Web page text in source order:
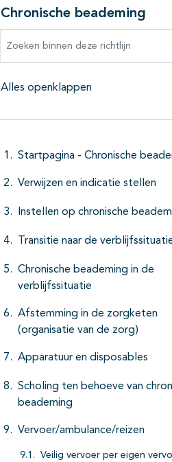
Chronische beademing
Alles openklappen
Startpagina - Chronische
Verwijzen en indicatie stellen
Instellen op chronische
Transitie naar de
Chronische beademing in de
verblijfssituatie
Afstemming in de zorgketen
(organisatie van de zorg)
Apparatuur en disposables
Scholing ten behoeve van
beademing
Vervoer/ambulance/reizen
Veilig vervoer per eigen